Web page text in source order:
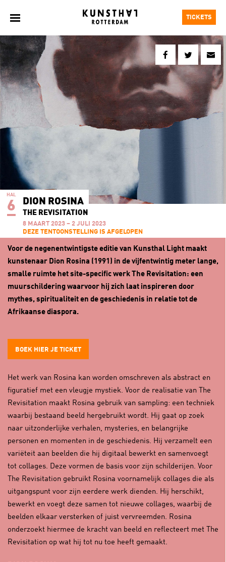
TICKETS
DION ROSINA
THE REVISITATION
8 MAART 2023 – 2 JULI 2023
DEZE TENTOONSTELLING IS AFGELOPEN
HAL
6
Voor de negenentwintigste editie van Kunsthal Light maakt
kunstenaar Dion Rosina (1991) in de vijfentwintig meter lange,
smalle ruimte het site-specific werk The Revisitation: een
muurschildering waarvoor hij zich laat inspireren door
mythes, spiritualiteit en de geschiedenis in relatie tot de
Afrikaanse diaspora.
BOEK HIER JE TICKET
Het werk van Rosina kan worden omschreven als abstract en
figuratief met een vleugje mystiek. Voor de realisatie van The
Revisitation maakt Rosina gebruik van sampling: een techniek
waarbij bestaand beeld hergebruikt wordt. Hij gaat op zoek
naar uitzonderlijke verhalen, mysteries, en belangrijke
personen en momenten in de geschiedenis. Hij verzamelt een
variëteit aan beelden die hij digitaal bewerkt en samenvoegt
tot collages. Deze vormen de basis voor zijn schilderijen. Voor
The Revisitation gebruikt Rosina voornamelijk collages die als
uitgangspunt voor zijn eerdere werk dienden. Hij herschikt,
bewerkt en voegt deze samen tot nieuwe collages, waarbij de
beelden elkaar versterken of juist vervreemden. Rosina
onderzoekt hiermee de kracht van beeld en reflecteert met The
Revisitation op wat hij tot nu toe heeft gemaakt.